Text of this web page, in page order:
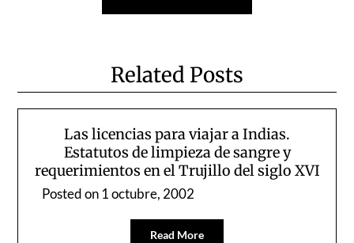
Related Posts
Las licencias para viajar a Indias.
Estatutos de limpieza de sangre y
requerimientos en el Trujillo del siglo XVI
Posted on1 octubre, 2002
Read More